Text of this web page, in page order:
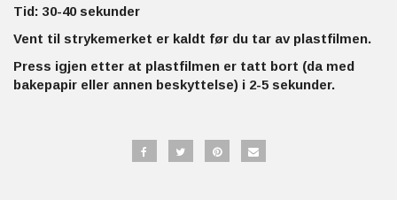
Tid: 30-40 sekunder
Vent til strykemerket er kaldt før du tar av plastfilmen.
Press igjen etter at plastfilmen er tatt bort (da med
bakepapir eller annen beskyttelse) i 2-5 sekunder.